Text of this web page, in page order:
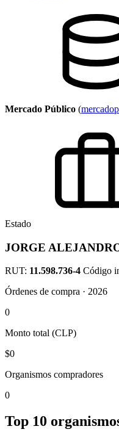
Mercado Público (
Estado
JORGE
RUT: 11.598.736-4 Código
Órdenes de compra · 2026
0
Monto total (CLP)
$0
Organismos compradores
0
Top 10